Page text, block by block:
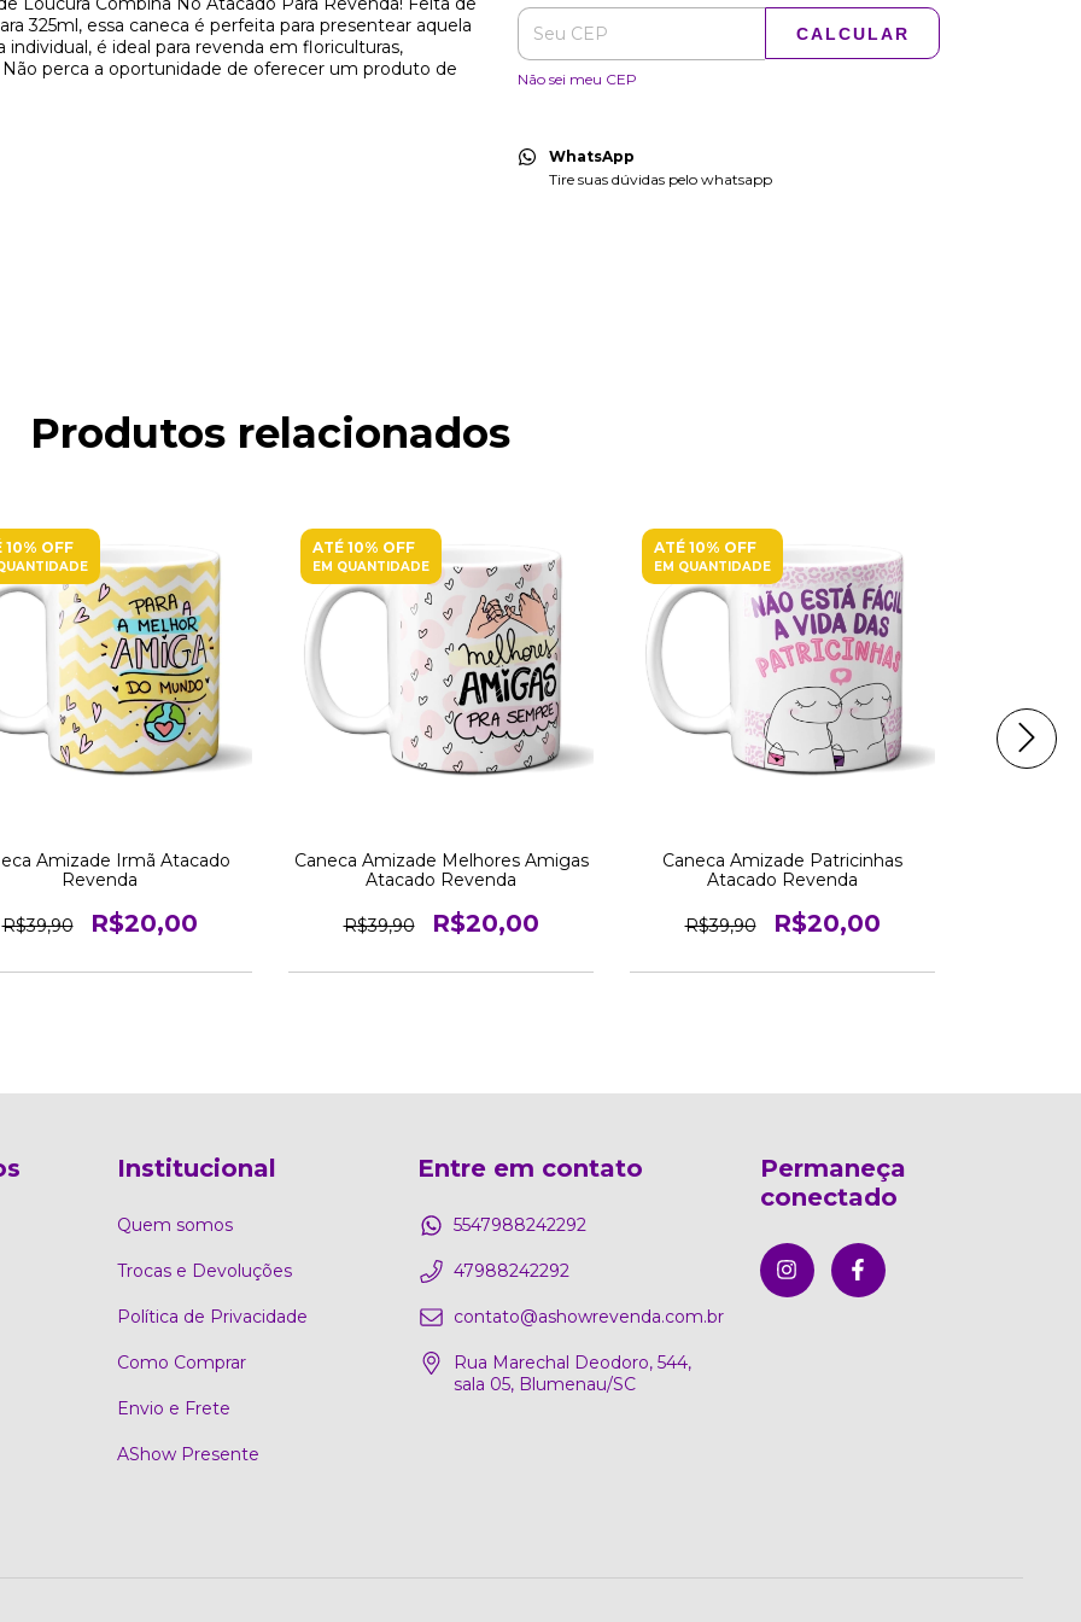
325ml, essa caneca é perfeita para presentear aquela
é ideal para revenda em floriculturas,
perca a oportunidade de oferecer um produto de
CALCULAR
Não sei meu CEP
WhatsApp
Tire suas dúvidas pelo whatsapp
Produtos relacionados
10% OFF
Amizade Irmã Atacado
Revenda
R$39,90 R$20,00
ATÉ 10% OFF
EM QUANTIDADE
Caneca Amizade Melhores Amigas
Atacado Revenda
R$39,90 R$20,00
ATÉ 10% OFF
EM QUANTIDADE
Caneca Amizade Patricinhas
Atacado Revenda
R$39,90 R$20,00
Institucional
Quem somos
Trocas e Devoluções
Política de Privacidade
Como Comprar
Envio e Frete
AShow Presente
Entre em contato
5547988242292
47988242292
contato@ashowrevenda.com.br
Rua Marechal Deodoro, 544,
sala 05, Blumenau/SC
Permaneça
conectado